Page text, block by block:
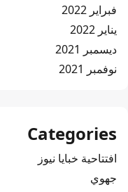
فبراير 2022
يناير 2022
ديسمبر 2021
نوفمبر 2021
Categories
افتتاحية خبايا نيوز
جهوي